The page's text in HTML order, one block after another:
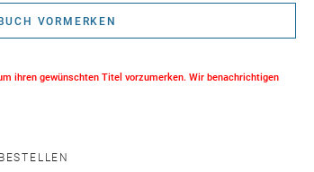
BUCH VORMERKEN
ihren gewünschten Titel vorzumerken. Wir benachrichtigen